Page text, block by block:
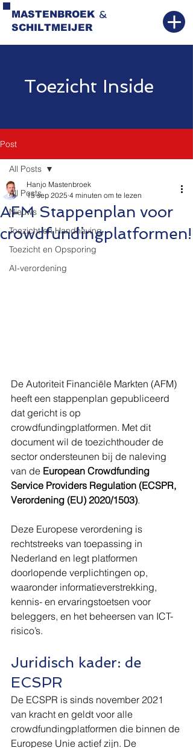
MASTENBROEK
SCHILTMEIJER
&
Toezicht Inside
Post
All Posts
Nieuws
Toezicht en Handhaving
Toezicht en Opsporing
AI-verordening
All Posts
AFM Stappenplan voor
crowdfundingplatformen!
Hanjo Mastenbroek
15 sep 2025 4 minuten om te lezen
De Autoriteit Financiële Markten (AFM)
heeft een stappenplan gepubliceerd
dat gericht is op
crowdfundingplatformen. Met dit
document wil de toezichthouder de
sector ondersteunen bij de naleving
van de European Crowdfunding
Service Providers Regulation (ECSPR,
Verordening (EU) 2020/1503).
Deze Europese verordening is
rechtstreeks van toepassing in
Nederland en legt platformen
doorlopende verplichtingen op,
waaronder informatieverstrekking,
kennis- en ervaringstoetsen voor
beleggers, en het beheersen van ICT-
risico’s.
Juridisch kader: de
ECSPR
De ECSPR is sinds november 2021
van kracht en geldt voor alle
crowdfundingplatformen die binnen de
Europese Unie actief zijn. De